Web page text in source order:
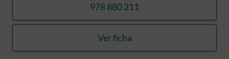
978 880 211
llamar SANTOLARIA
Ver ficha
SANTOLARIA GOMEZ,